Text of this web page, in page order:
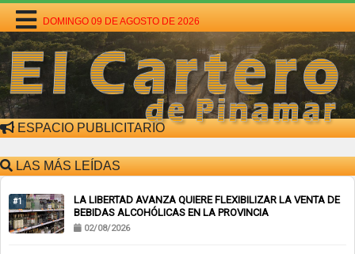
DOMINGO 09 DE AGOSTO DE 2026
ESPACIO PUBLICITARIO
LAS MÁS LEÍDAS
#1
LA LIBERTAD AVANZA QUIERE FLEXIBILIZAR LA VENTA DE
BEBIDAS ALCOHÓLICAS EN LA PROVINCIA
02/08/2026